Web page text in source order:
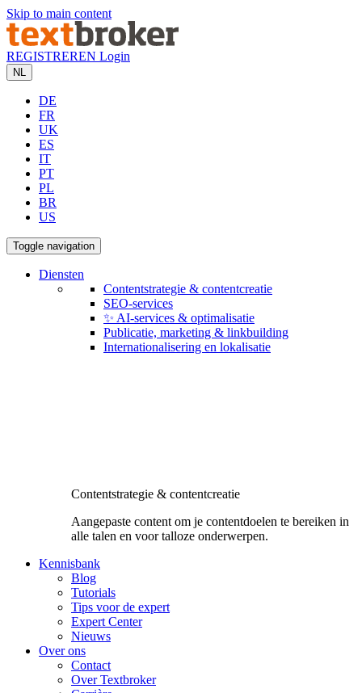
Skip to main content
REGISTREREN Login
NL
DE
FR
UK
ES
IT
PT
PL
BR
US
Toggle navigation
Diensten
Contentstrategie & contentcreatie
SEO-services
✨ AI-services & optimalisatie
Publicatie, marketing & linkbuilding
Internationalisering en lokalisatie
Contentstrategie & contentcreatie
Aangepaste content om je contentdoelen te bereiken in
alle talen en voor talloze onderwerpen.
Kennisbank
Blog
Tutorials
Tips voor de expert
Expert Center
Nieuws
Over ons
Contact
Over Textbroker